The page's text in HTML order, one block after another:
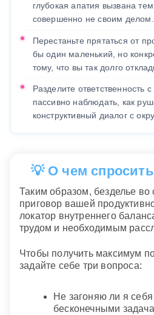
глубокая апатия вызвана
совершенно не своим делом.
Перестаньте прятаться от
бы один маленький, но
тому, что вы так долго
Разделите ответственность
пассивно наблюдать, как
конструктивный диалог с
💡 О чем
Таким образом, безделье во
приговор вашей
локатор внутреннего
трудом и необходимым
Чтобы получить максимум
задайте себе три вопроса:
Не загоняю ли я себя
бесконечными